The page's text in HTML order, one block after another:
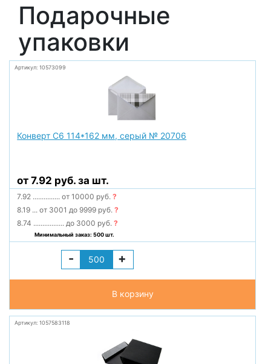
Подарочные
упаковки
Артикул: 10573099
Конверт С6 114*162 мм, серый № 20706
от 7.92 руб. за шт.
7.92 ............... от 10000 руб.?
8.19 ... от 3001 до 9999 руб.?
8.74 ................. до 3000 руб.?
Минимальный заказ: 500 шт.
- +
В корзину
Артикул: 1057583118